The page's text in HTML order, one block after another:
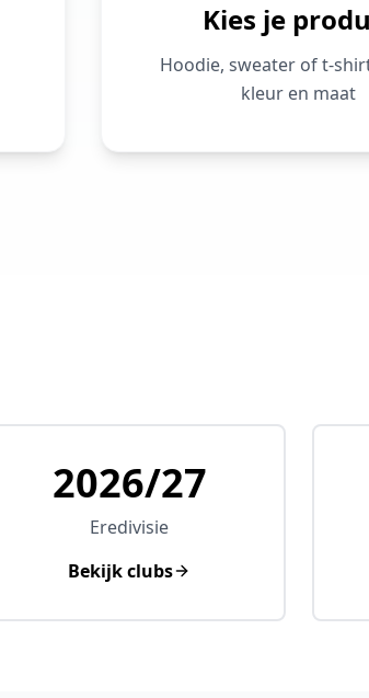
Kies je
Hoodie, sweater of t-
kleur en maat
2026/27
Eredivisie
Bekijk clubs